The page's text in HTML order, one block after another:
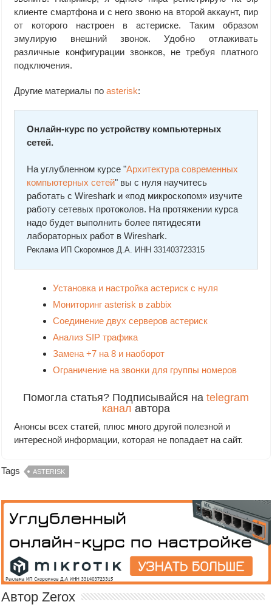
клиенте смартфона и с него звоню на второй аккаунт, пир
от которого настроен в астериске. Таким образом
эмулирую внешний звонок. Удобно отлаживать
различные конфигурации звонков, не требуя платного
подключения.
Другие материалы поasterisk:
Онлайн-курс по устройству компьютерных
сетей.
На углубленном курсе "Архитектура современных
компьютерных сетей" вы с нуля научитесь
работать с Wireshark и «под микроскопом» изучите
работу сетевых протоколов. На протяжении курса
надо будет выполнить более пятидесяти
лабораторных работ в Wireshark.
Реклама ИП Скоромнов Д.А. ИНН 331403723315
Установка и настройка астериск с нуля
Мониторинг asterisk в zabbix
Соединение двух серверов астериск
Анализ SIP трафика
Замена +7 на 8 и наоборот
Ограничение на звонки для группы номеров
Помогла статья? Подписывайся на telegram
канал автора
Анонсы всех статей, плюс много другой полезной и
интересной информации, которая не попадает на сайт.
Tags ASTERISK
Автор Zerox